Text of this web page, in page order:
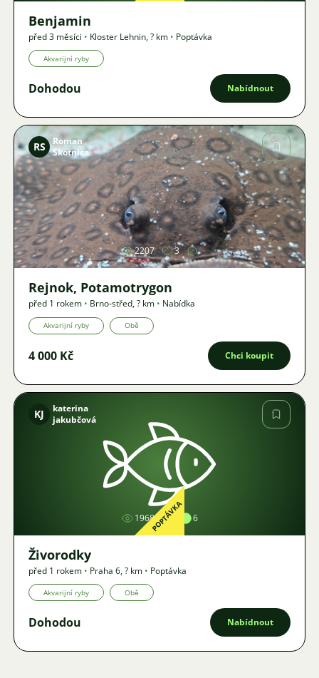
Benjamin
před 3 měsíci • Kloster Lehnin,? km • Poptávka
Akvarijní ryby
Dohodou Nabídnout
Obrázek
RS
Roman
Skotnica
2207 3
Rejnok, Potamotrygon
před 1 rokem • Brno-střed,? km • Nabídka
Akvarijní ryby Obě
4 000 Kč Chci koupit
Obrázek
KJ
katerina
jakubčová
1968 6
POPTÁVKA
Živorodky
před 1 rokem • Praha 6,? km • Poptávka
Akvarijní ryby Obě
Dohodou Nabídnout